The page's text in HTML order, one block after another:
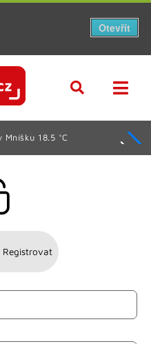
18.5 °C
Registrovat
Otevřít